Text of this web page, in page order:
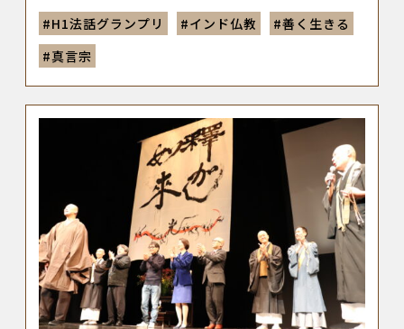
#H1法話グランプリ #インド仏教 #善く生きる
#真言宗